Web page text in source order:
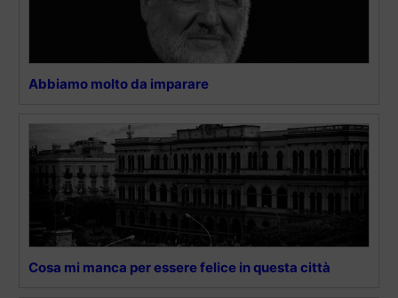
Abbiamo molto da imparare
Cosa mi manca per essere felice in questa città